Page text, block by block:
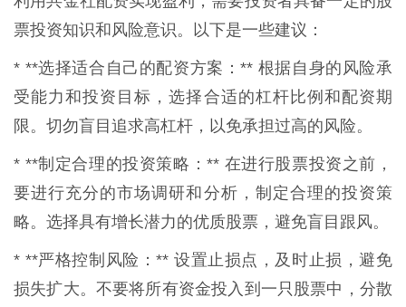
票投资知识和风险意识。以下是一些建议：
* **选择适合自己的配资方案：** 根据自身的风险承
受能力和投资目标，选择合适的杠杆比例和配资期
限。切勿盲目追求高杠杆，以免承担过高的风险。
* **制定合理的投资策略：** 在进行股票投资之前，
要进行充分的市场调研和分析，制定合理的投资策
略。选择具有增长潜力的优质股票，避免盲目跟风。
* **严格控制风险：** 设置止损点，及时止损，避免
损失扩大。不要将所有资金投入到一只股票中，分散